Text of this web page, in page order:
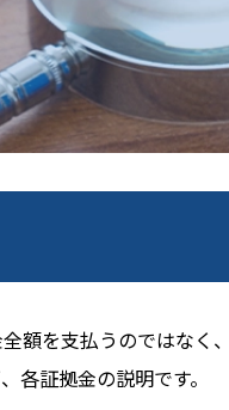
額を支払うのではなく
各証拠金の説明です。